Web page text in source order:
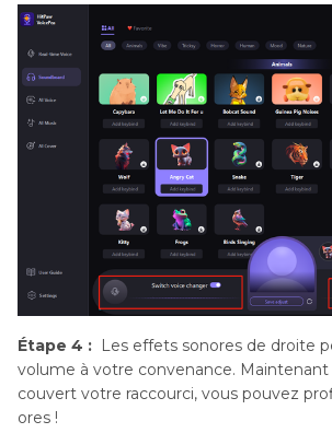
Étape 4 : Les effets sonores de droite
volume à votre convenance.
couvert votre raccourci, vous pouvez
ores !